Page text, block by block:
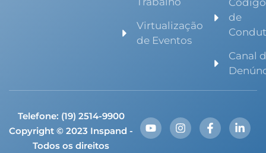
Virtualização
de Eventos
Código
de
Canal
Telefone: (19) 2514-9900
Copyright © 2023 Inspand -
Todos os direitos